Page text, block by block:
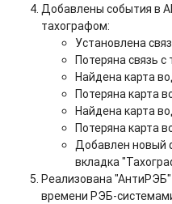
Добавлены события в
тахографом:
Установлена
Потеряна связь
Найдена карта
Потеряна карта
Найдена карта
Потеряна карта
Добавлен новый
вкладка
Реализована
времени РЭБ-